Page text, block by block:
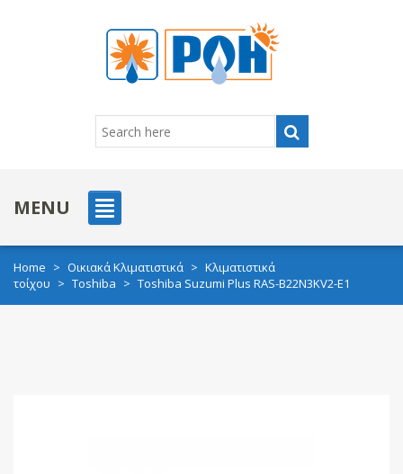
MENU
Home > Οικιακά Κλιματιστικά > Κλιματιστικά
τοίχου > Toshiba > Toshiba Suzumi Plus RAS-B22N3KV2-E1